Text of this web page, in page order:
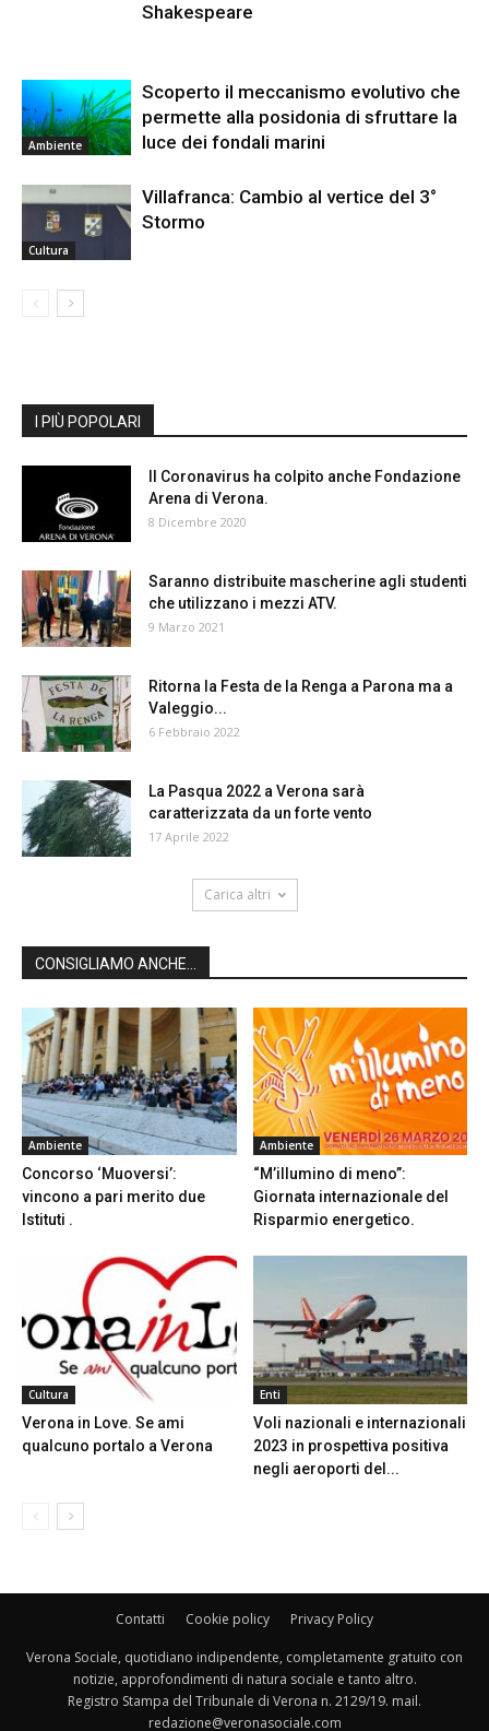
Shakespeare
Ambiente
Scoperto il meccanismo evolutivo che
permette alla posidonia di sfruttare la
luce dei fondali marini
Cultura
Villafranca: Cambio al vertice del 3°
Stormo
I PIÙ POPOLARI
Il Coronavirus ha colpito anche Fondazione
Arena di Verona.
8 Dicembre 2020
Saranno distribuite mascherine agli studenti
che utilizzano i mezzi ATV.
9 Marzo 2021
Ritorna la Festa de la Renga a Parona ma a
Valeggio...
6 Febbraio 2022
La Pasqua 2022 a Verona sarà
caratterizzata da un forte vento
17 Aprile 2022
Carica altri
CONSIGLIAMO ANCHE...
Ambiente
Concorso ‘Muoversi’:
vincono a pari merito due
Istituti .
Ambiente
“M’illumino di meno”:
Giornata internazionale del
Risparmio energetico.
Cultura
Verona in Love. Se ami
qualcuno portalo a Verona
Enti
Voli nazionali e internazionali
2023 in prospettiva positiva
negli aeroporti del...
Contatti Cookie policy Privacy Policy
Verona Sociale, quotidiano indipendente, completamente gratuito con
notizie, approfondimenti di natura sociale e tanto altro.
Registro Stampa del Tribunale di Verona n. 2129/19. mail.
redazione@veronasociale.com